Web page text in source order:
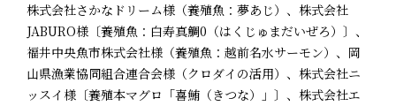
株式会社さかなドリーム様（養殖魚：夢あじ）、株式会社
JABURO様〔養殖魚：白寿真鯛0（はくじゅまだいぜろ）〕、
福井中央魚市株式会社様（養殖魚：越前名水サーモン）、岡
山県漁業協同組合連合会様（クロダイの活用）、株式会社ニ
ッスイ様〔養殖本マグロ「喜鮪（きつな）」〕、株式会社エ